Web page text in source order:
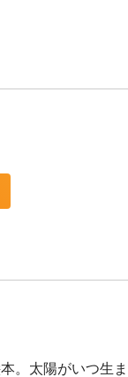
。太陽がいつ生ま